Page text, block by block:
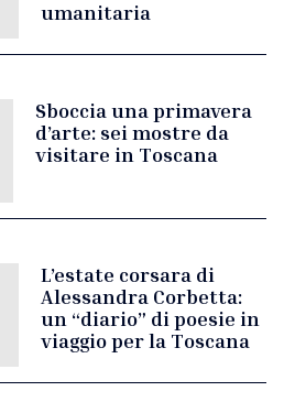
umanitaria
Sboccia una primavera
d’arte: sei mostre da
visitare in Toscana
L’estate corsara di
Alessandra Corbetta:
un “diario” di poesie in
viaggio per la Toscana